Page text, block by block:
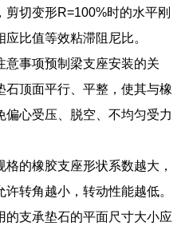
切变形R=100%时的水平刚
比值等效粘滞阻尼比。
意事项预制梁支座安装的关
石顶面平行、平整，使其与橡
心受压、脱空、不均匀受力
的橡胶支座形状系数越大，
转角越小，转动性能越低。
的支承垫石的平面尺寸大小应